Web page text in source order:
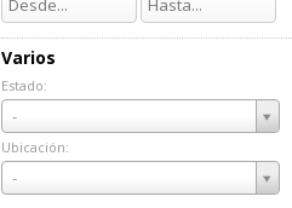
Varios
Estado:
-
Estado:
Ubicación:
-
Ubicación: